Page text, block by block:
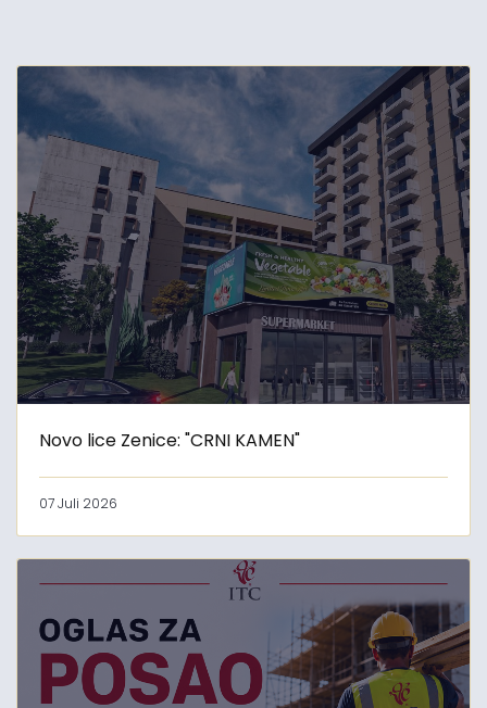
Novo lice Zenice: "CRNI KAMEN"
07 Juli 2026